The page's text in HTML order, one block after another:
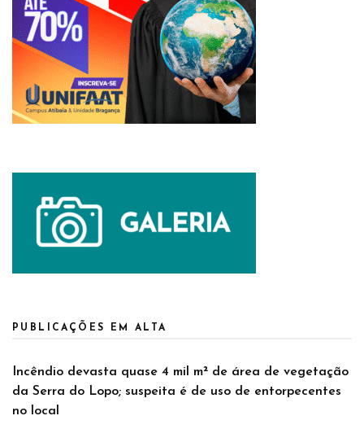
PUBLICAÇÕES EM ALTA
Incêndio devasta quase 4 mil m² de área de vegetação
da Serra do Lopo; suspeita é de uso de entorpecentes
no local